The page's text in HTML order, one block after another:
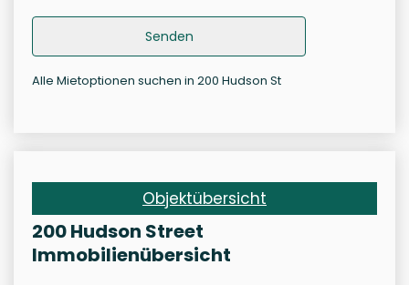
Senden
Alle Mietoptionen suchen in 200 Hudson St
Objektübersicht
200 Hudson Street
Immobilienübersicht